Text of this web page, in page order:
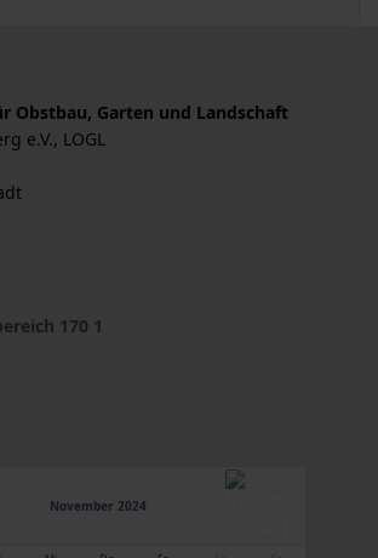
Obstbau, Garten und Landschaft
e.V., LOGL
November 2024